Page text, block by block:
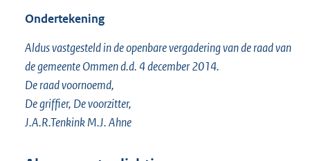
Ondertekening
Aldus vastgesteld in de openbare vergadering van de raad van
de gemeente Ommen d.d. 4 december 2014.
De raad voornoemd,
De griffier, De voorzitter,
J.A.R.Tenkink M.J. Ahne